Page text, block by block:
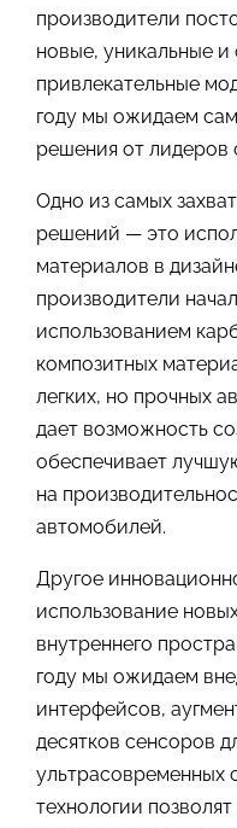
производители
новые, уникальные и
привлекательные
году мы ожидаем
решения от лидеров
Одно из самых
решений — это
материалов в
производители
использованием
композитных
легких, но прочных
дает возможность
обеспечивает
на
автомобилей.
Другое
использование
внутреннего
году мы ожидаем
интерфейсов,
десятков сенсоров
ультрасовременных
технологии